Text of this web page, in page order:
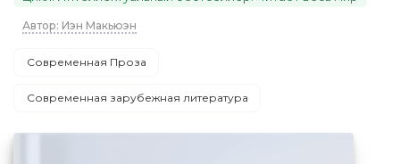
Автор: Иэн Макьюэн
Современная Проза
Современная зарубежная литература